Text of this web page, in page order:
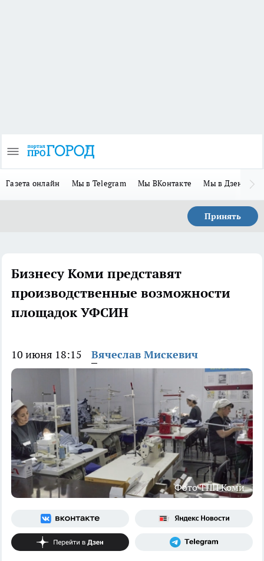
Газета онлайн Мы в Telegram Мы ВКонтакте Мы в Дзене
Принять
Бизнесу Коми представят
производственные возможности
площадок УФСИН
10 июня 18:15 Вячеслав Мискевич
Фото ТПП Коми